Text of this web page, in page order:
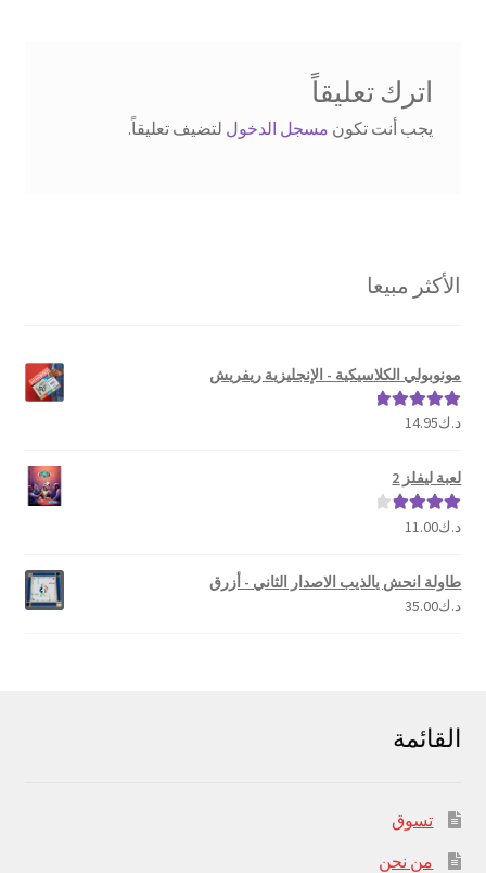
اترك تعليقاً
يجب أنت تكون مسجل الدخول لتضيف تعليقاً.
الأكثر مبيعا
مونوبولي الكلاسيكية - الإنجليزية ريفريش
تم التقييم
د.ك14.95
لعبة ليفلز 2
تم التقييم
د.ك11.00
طاولة انحش يالذيب الاصدار الثاني - أزرق
د.ك35.00
القائمة
تسوق
من نحن